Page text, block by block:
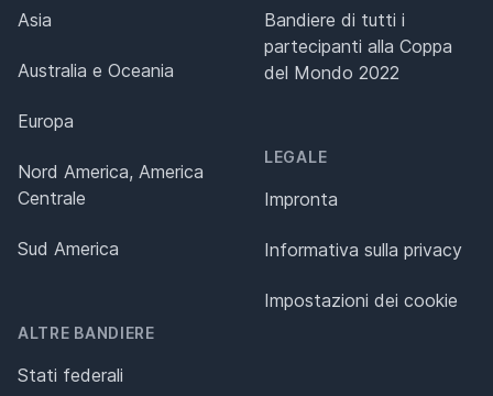
Asia
Australia e Oceania
Europa
Nord America, America
Centrale
Sud America
ALTRE BANDIERE
Stati federali
Bandiere di tutti i
partecipanti alla Coppa
del Mondo 2022
LEGALE
Impronta
Informativa sulla privacy
Impostazioni dei cookie